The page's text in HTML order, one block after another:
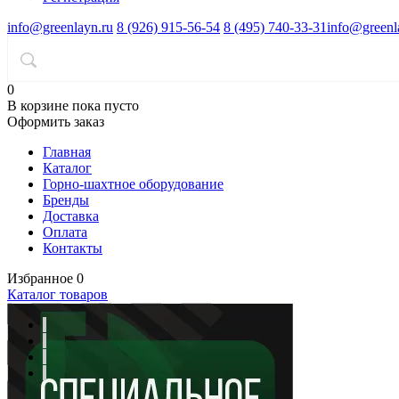
info@greenlayn.ru 8 (926) 915-56-54 8 (495) 740-33-31
0
В корзине пока пусто
Оформить заказ
Главная
Каталог
Горно-шахтное оборудование
Бренды
Доставка
Оплата
Контакты
Избранное 0
Каталог товаров